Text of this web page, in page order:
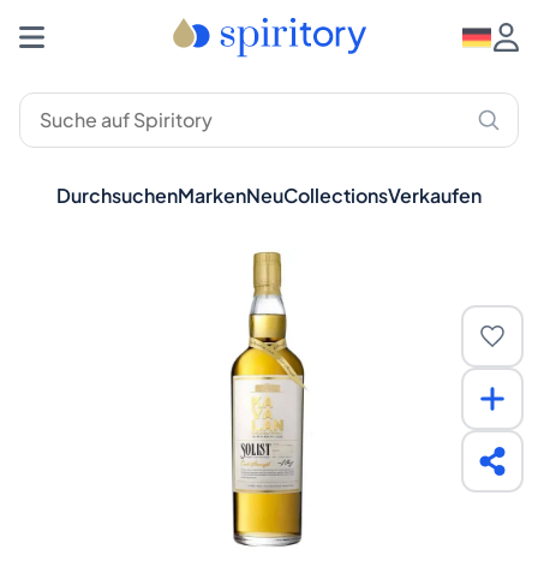
DurchsuchenMarkenNeuCollectionsVerkaufen